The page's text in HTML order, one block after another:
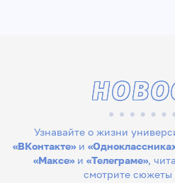
Узнавайте о жизни
«ВКонтакте»и
«Максе» и «Телеграме»,
смотрите сюжеты